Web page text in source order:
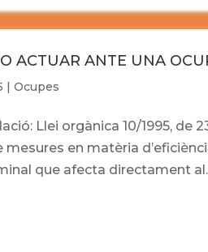
ACTUAR ANTE UNA
|Ocupes
Llei orgànica 10/1995, de
mesures en matèria
que afecta directament